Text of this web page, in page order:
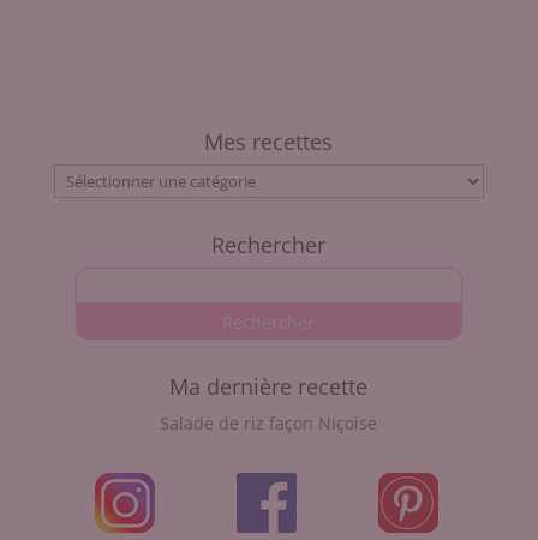
Mes recettes
Mes
Rechercher
Ma dernière recette
Salade de riz façon Niçoise